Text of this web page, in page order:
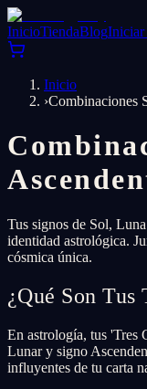
InicioTiendaBlogIniciar
Inicio
›Combinaciones
Tus signos de Sol,
identidad astrológica.
cósmica única.
¿Qué Son Tus
En astrología, tus 'Tres
Lunar y signo
influyentes de tu carta